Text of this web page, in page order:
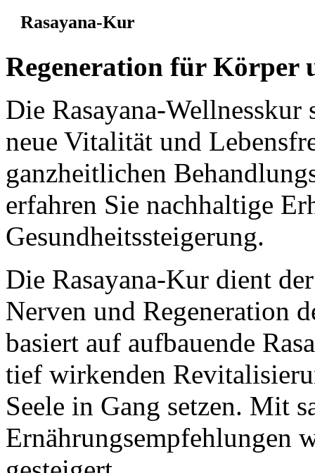
Rasayana-Kur
Regeneration für Körper
Die Rasayana-
neue Vitalität und
ganzheitlichen
erfahren Sie nachhaltige
Gesundheitssteigerung.
Die Rasayana-Kur dient
Nerven und Regeneration
basiert auf aufbauende
tief wirkenden
Seele in Gang setzen. Mit
Ernährungsempfehlungen